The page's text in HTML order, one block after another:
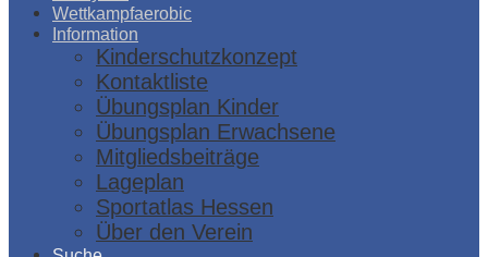
Wettkampfaerobic
Information
Kinderschutzkonzept
Kontaktliste
Übungsplan Kinder
Übungsplan Erwachsene
Mitgliedsbeiträge
Lageplan
Sportatlas Hessen
Über den Verein